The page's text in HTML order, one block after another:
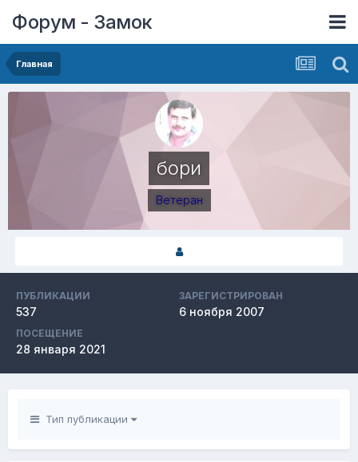
Форум - Замок
Главная
бори
Ветеран
ПУБЛИКАЦИИ
537
ЗАРЕГИСТРИРОВАН
6 ноября 2007
ПОСЕЩЕНИЕ
28 января 2021
Тип публикации